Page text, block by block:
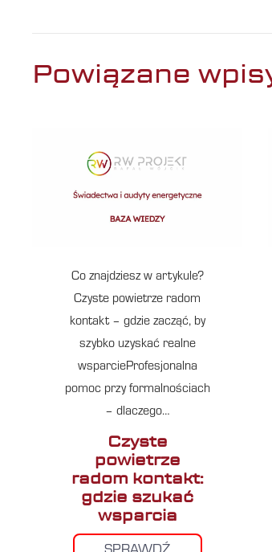
Powiązane
Co znajdziesz w artykule?
Czyste powietrze radom
kontakt – gdzie zacząć, by
szybko uzyskać realne
wsparcieProfesjonalna
pomoc przy formalnościach
– dlaczego…
Czyste
powietrze
radom kontakt:
gdzie szukać
wsparcia